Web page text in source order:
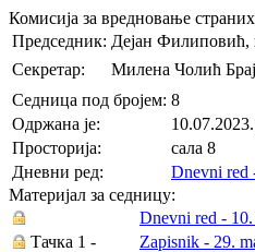
Комисија за вредновање
Председник: Дејан Филиповић,
Секретар:
Милена Чолић
Седница под бројем: 8
Oдржана je:
Просторија:
сала 8
Дневни ред:
Dnevni red
Материјал за седницу:
Dnevni red -
Тачка 1 -
Zapisnik - 29.